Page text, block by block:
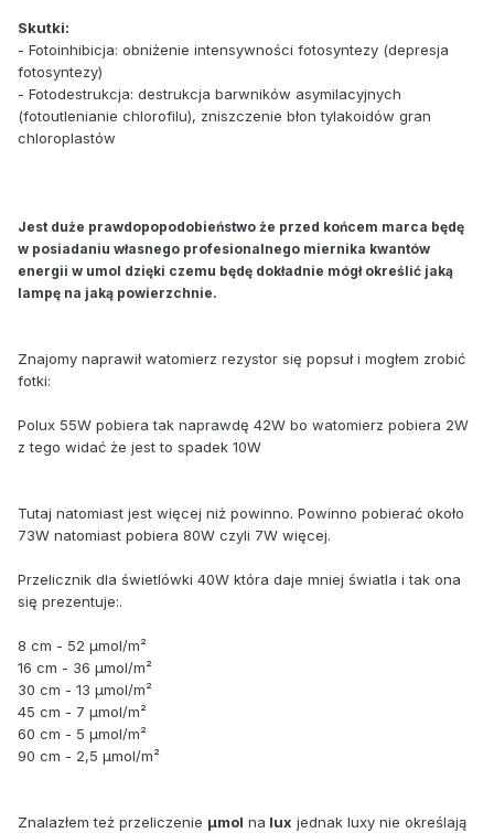
Skutki:
- Fotoinhibicja: obniżenie intensywności fotosyntezy (depresja
fotosyntezy)
- Fotodestrukcja: destrukcja barwników asymilacyjnych
(fotoutlenianie chlorofilu), zniszczenie błon tylakoidów gran
chloroplastów
Jest duże prawdopopodobieństwo że przed końcem marca będę
w posiadaniu własnego profesionalnego miernika kwantów
energii w umol dzięki czemu będę dokładnie mógł określić jaką
lampę na jaką powierzchnie.
Znajomy naprawił watomierz rezystor się popsuł i mogłem zrobić
fotki:
Polux 55W pobiera tak naprawdę 42W bo watomierz pobiera 2W
z tego widać że jest to spadek 10W
Tutaj natomiast jest więcej niż powinno. Powinno pobierać około
73W natomiast pobiera 80W czyli 7W więcej.
Przelicznik dla świetlówki 40W która daje mniej światla i tak ona
się prezentuje:.
8 cm - 52 µmol/m²
16 cm - 36 µmol/m²
30 cm - 13 µmol/m²
45 cm - 7 µmol/m²
60 cm - 5 µmol/m²
90 cm - 2,5 µmol/m²
Znalazłem też przeliczenie µmol na lux jednak luxy nie określają